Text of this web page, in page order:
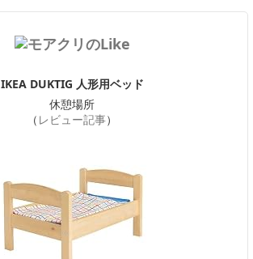
IKEA DUKTIG 人形用ベッド
休憩場所
（ レビュー記事）